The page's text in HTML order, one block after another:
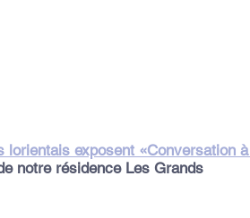
lorientais exposent «Conversation à
notre résidence Les Grands